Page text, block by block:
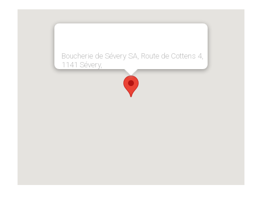
Boucherie de Sévery SA, Route de Cottens 4,
1141 Sévery,